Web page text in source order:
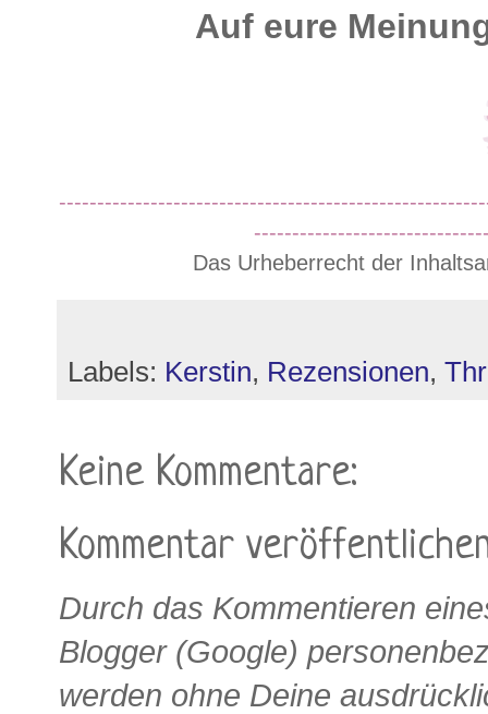
Auf eure
Das Urheberrecht der
Labels: Kerstin, Rezensionen,
Keine Kommentare:
Kommentar
Durch das Kommentieren
Blogger (Google)
werden ohne Deine